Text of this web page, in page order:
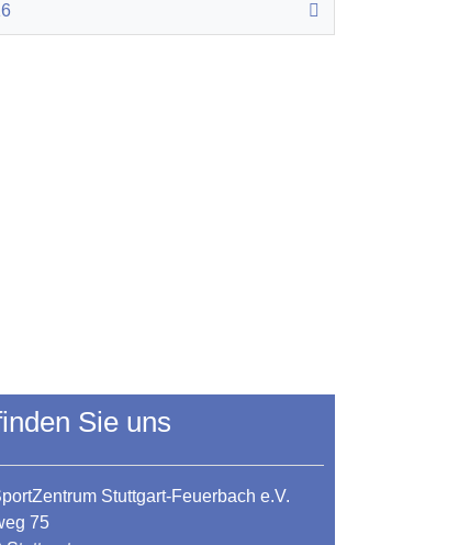
Sie uns
Stuttgart-Feuerbach e.V.
75